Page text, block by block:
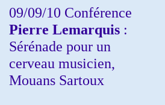
09/09/10 Conférence
Pierre Lemarquis :
Sérénade pour un
cerveau musicien,
Mouans Sartoux